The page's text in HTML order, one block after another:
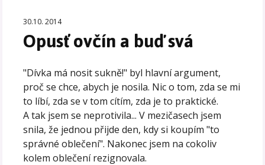
30.10. 2014
Opusť ovčín a buď svá
"Dívka má nosit sukně!" byl hlavní argument,
proč se chce, abych je nosila. Nic o tom, zda se mi
to líbí, zda se v tom cítím, zda je to praktické.
A tak jsem se neprotivila... V mezičasech jsem
snila, že jednou přijde den, kdy si koupím "to
správné oblečení". Nakonec jsem na cokoliv
kolem oblečení rezignovala.